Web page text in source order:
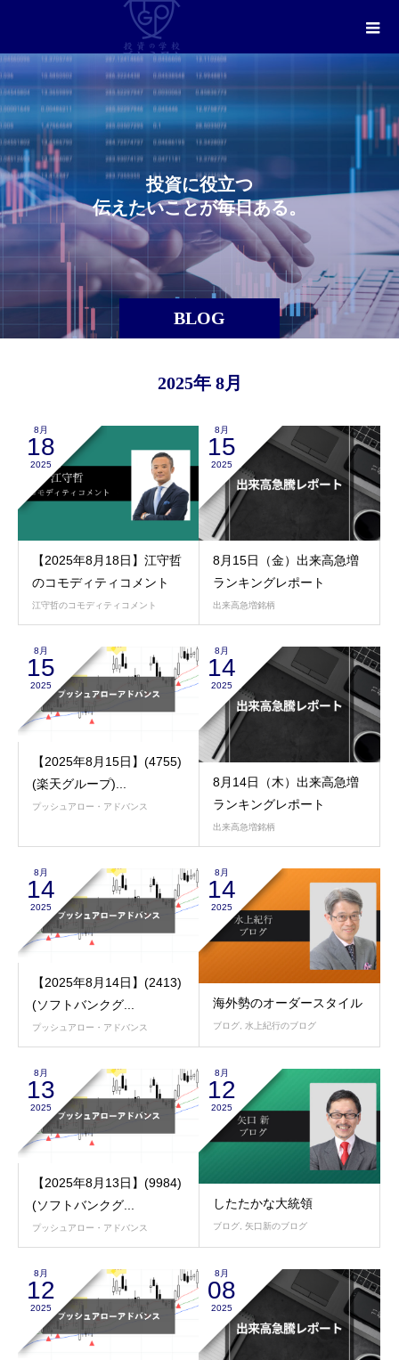
BLOG
投資に役立つ
伝え たいことが毎日ある。
2025年 8月
8月
18
2025
【2025年8月18日】江守哲
のコモディティコメント
江守哲のコモディティコメント
8月
15
2025
8月15日（金）出来高急増
ランキングレポート
出来高急増銘柄
8月
15
2025
【2025年8月15日】(4755)
(楽天グループ)...
プッシュアロー・アドバンス
8月
14
2025
8月14日（木）出来高急増
ランキングレポート
出来高急増銘柄
8月
14
2025
【2025年8月14日】(2413)
(ソフトバンクグ...
プッシュアロー・アドバンス
8月
14
2025
海外勢のオーダースタイル
ブログ 水上紀行のブログ
8月
13
2025
【2025年8月13日】(9984)
(ソフトバンクグ...
プッシュアロー・アドバンス
8月
12
2025
したたかな大統領
ブログ, 矢口新のブログ
8月
12
2025
8月
08
2025